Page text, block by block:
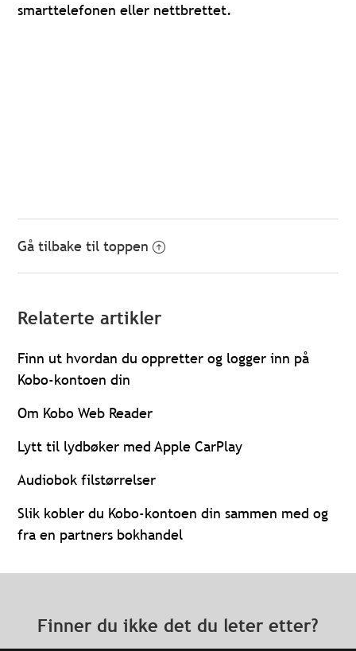
smarttelefonen eller nettbrettet.
Gå tilbake til toppen
Relaterte artikler
Finn ut hvordan du oppretter og logger inn på
Kobo-kontoen din
Om Kobo Web Reader
Lytt til lydbøker med Apple CarPlay
Audiobok filstørrelser
Slik kobler du Kobo-kontoen din sammen med og
fra en partners bokhandel
Finner du ikke det du leter etter?